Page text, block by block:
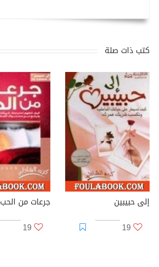
كتب ذات صلة
إلى حبيبين
19
جرعات من الحب
19